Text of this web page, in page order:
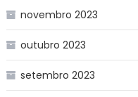
novembro 2023
outubro 2023
setembro 2023